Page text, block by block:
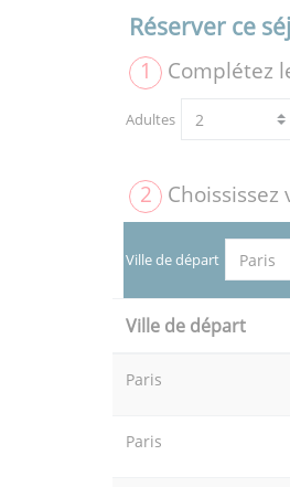
Réserver ce
1 Complétez
Adultes
2
Ville de départ
Ville de départ
Paris
Paris